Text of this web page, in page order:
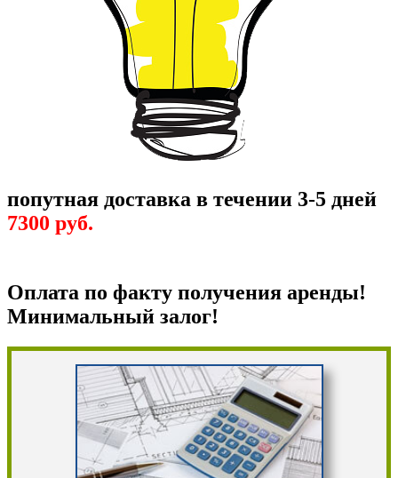
попутная доставка в течении 3-5 дней
7300 руб.
Оплата по факту получения аренды!
Минимальный залог!